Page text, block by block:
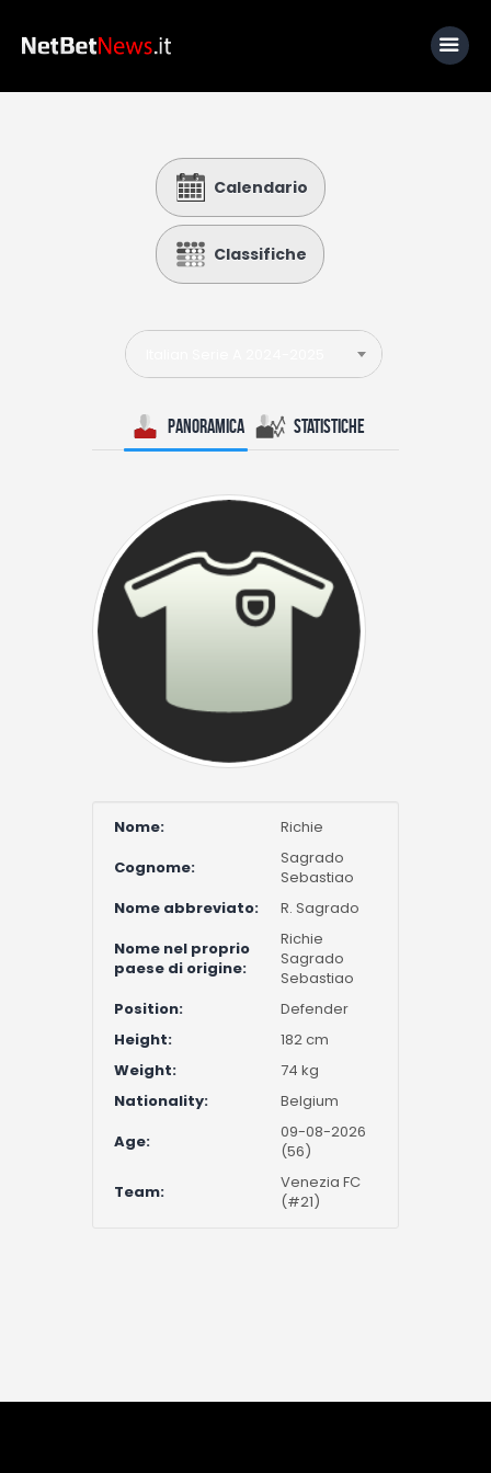
Calcio
Basket
Tennis
Lo Sapevi Che
I consigli di Giulia
Calendario
Classifiche
Panoramica Statistiche
Nome:
Richie
Cognome:
Sagrado
Sebastiao
Nome abbreviato:
R. Sagrado
Nome nel proprio
paese di origine:
Richie
Sagrado
Sebastiao
Position:
Defender
Height:
182 cm
Weight:
74 kg
Nationality:
Belgium
Age:
09-08-2026
(56)
Team:
Venezia FC
(#21)